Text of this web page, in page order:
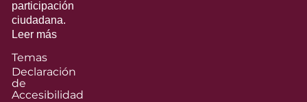
participación
ciudadana.
Leer más
Temas
Declaración
de
Accesibilidad